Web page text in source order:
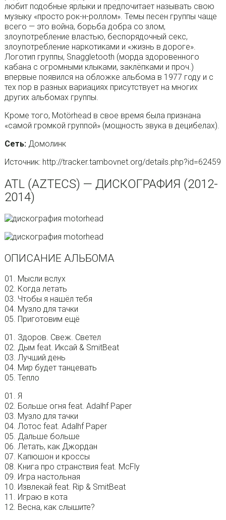
любит подобные ярлыки и предпочитает называть свою
музыку «просто рок-н-роллом». Темы песен группы чаще
всего — это война, борьба добра со злом,
злоупотребление властью, беспорядочный секс,
злоупотребление наркотиками и «жизнь в дороге».
Логотип группы, Snaggletooth (морда здоровенного
кабана с огромными клыками, заклёпками и проч.)
впервые появился на обложке альбома в 1977 году и с
тех пор в разных вариациях присутствует на многих
других альбомах группы.
Кроме того, Motörhead в свое время была признана
«самой громкой группой» (мощность звука в децибелах).
Сеть:Домолинк
Источник: http://tracker.tambovnet.org/details.php?id=62459
ATL (AZTECS) — ДИСКОГРАФИЯ (2012-
2014)
ОПИСАНИЕ АЛЬБОМА
01. Мысли вслух
02. Когда летать
03. Чтобы я нашёл тебя
04. Музло для тачки
05. Приготовим ещё
01. Здоров. Свеж. Светел
02. Дым feat. Иксай & SmitBeat
03. Лучший день
04. Мир будет танцевать
05. Тепло
01. Я
02. Больше огня feat. Adalhf Paper
03. Музло для тачки
04. Лотос feat. Adalhf Paper
05. Дальше больше
06. Летать, как Джордан
07. Капюшон и кроссы
08. Книга про странствия feat. McFly
09. Игра настольная
10. Извлекай feat. Rip & SmitBeat
11. Играю в кота
12. Весна, как слышите?